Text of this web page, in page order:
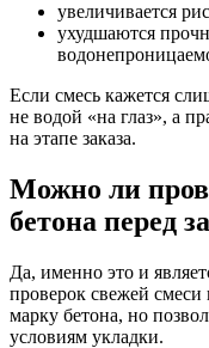
увеличивается
ухудшаются
Если смесь кажется
не водой «на глаз», а
на этапе заказа.
Можно ли
бетона перед
Да, именно это и
проверок свежей
марку бетона, но
условиям укладки.